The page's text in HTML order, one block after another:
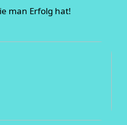
man Erfolg hat!